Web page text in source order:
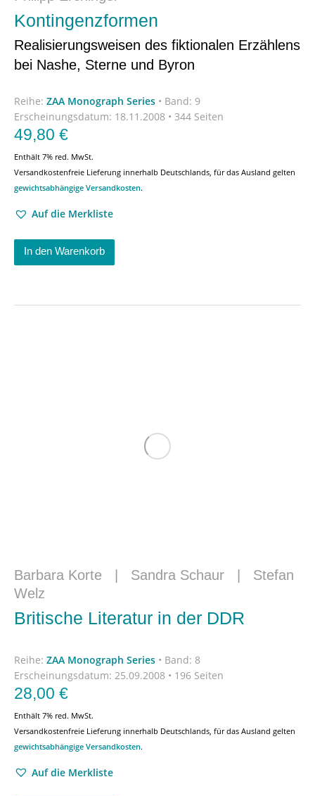
Kontingenzformen
Realisierungsweisen des fiktionalen Erzählens
bei Nashe, Sterne und Byron
Reihe: ZAA Monograph Series • Band: 9
Erscheinungsdatum: 18.11.2008 • 344 Seiten
49,80 €
Enthält 7% red. MwSt.
Versandkostenfreie Lieferung innerhalb Deutschlands, für das Ausland gelten
gewichtsabhängige Versandkosten.
Auf die Merkliste
In den Warenkorb
Barbara Korte Sandra Schaur
Stefan
Welz
Britische Literatur in der DDR
Reihe: ZAA Monograph Series • Band: 8
Erscheinungsdatum: 25.09.2008 • 196 Seiten
28,00 €
Enthält 7% red. MwSt.
Versandkostenfreie Lieferung innerhalb Deutschlands, für das Ausland gelten
gewichtsabhängige Versandkosten.
Auf die Merkliste